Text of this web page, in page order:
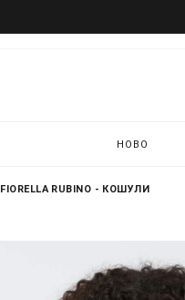
НОВО
FIORELLA RUBINO - КОШУЛИ